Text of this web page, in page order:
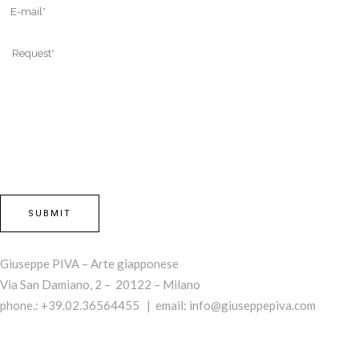
Giuseppe PIVA – Arte giapponese
Via San Damiano, 2 – 20122 – Milano
phone.: +39.02.36564455 | email: info@giuseppepiva.com